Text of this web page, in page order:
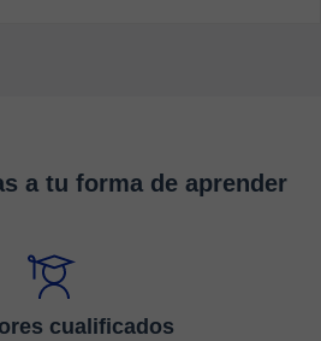
a tu forma de aprender
cualificados